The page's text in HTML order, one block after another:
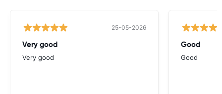
25-05-2026
Very good
Very good
Good
Good